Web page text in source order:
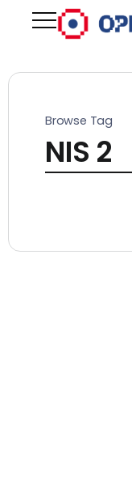
Browse Tag
NIS 2